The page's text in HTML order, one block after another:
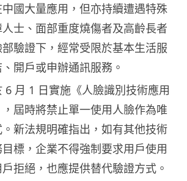
國大量應用，但亦持續遭遇特殊
士、面部重度燒傷者及高齡長者
驗證下，經常受限於基本生活服
開戶或申辦通訊服務。
6 月 1 日實施《人臉識別技術應用
屆時將禁止單一使用人臉作為唯
新法規明確指出，如有其他技術
標，企業不得強制要求用戶使用
拒絕，也應提供替代驗證方式。